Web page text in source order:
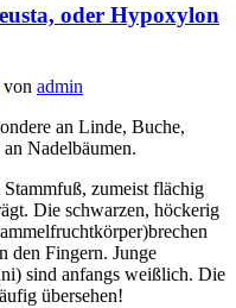
oder Hypoxylon
von admin
an Linde, Buche,
Nadelbäumen.
zumeist flächig
Die schwarzen, höckerig
den Fingern. Junge
sind anfangs weißlich. Die
übersehen!